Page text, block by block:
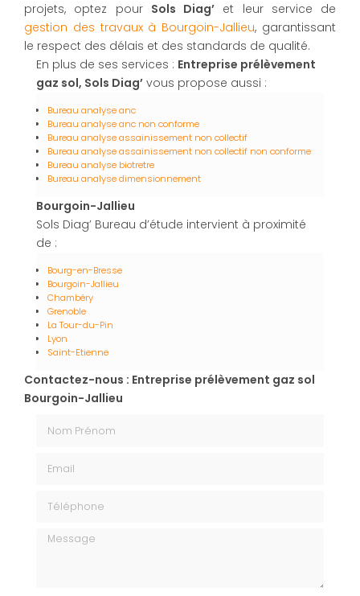
projets, optez pour Sols Diag’ et leur service de
gestion des travaux à Bourgoin-Jallieu, garantissant
le respect des délais et des standards de qualité.
En plus de ses services : Entreprise prélèvement
gaz sol, Sols Diag’ vous propose aussi :
Bureau analyse anc
Bureau analyse anc non conforme
Bureau analyse assainissement non collectif
Bureau analyse assainissement non collectif non conforme
Bureau analyse biotretre
Bureau analyse dimensionnement
Bourgoin-Jallieu
Sols Diag’ Bureau d’étude intervient à proximité
de :
Bourg-en-Bresse
Bourgoin-Jallieu
Chambéry
Grenoble
La Tour-du-Pin
Lyon
Saint-Etienne
Contactez-nous : Entreprise prélèvement gaz sol
Bourgoin-Jallieu
Nom Prénom
Téléphone
Message